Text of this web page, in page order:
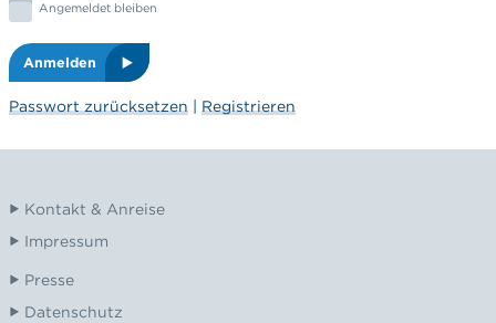
Graphic: checkbox
Angemeldet bleiben
Anmelden
Passwort zurücksetzen| Registrieren
Kontakt & Anreise
Impressum
Presse
Datenschutz